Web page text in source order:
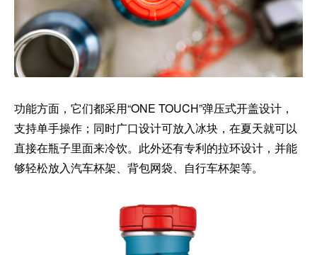
功能方面，它们都采用“ONE TOUCH”弹压式开盖设计，
支持单手操作；同时广口设计可放入冰块，在夏天就可以
直接在瓶子里面来冷饮。此外还有专利的拉环设计，并能
够轻松放入汽车杯架、背包网袋、自行车杯架等。